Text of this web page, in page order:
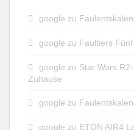
google zu
google zu Faultiers
google zu Star Wars
Zuhause
google zu
google zu ETON AIR4